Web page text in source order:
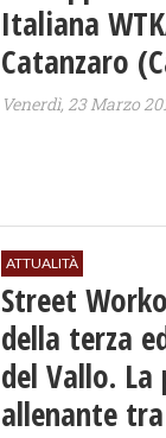
Italiana
Catanzaro
Venerdì, 23 Marzo
ATTUALITÀ
Street
della terza
del Vallo.
allenante